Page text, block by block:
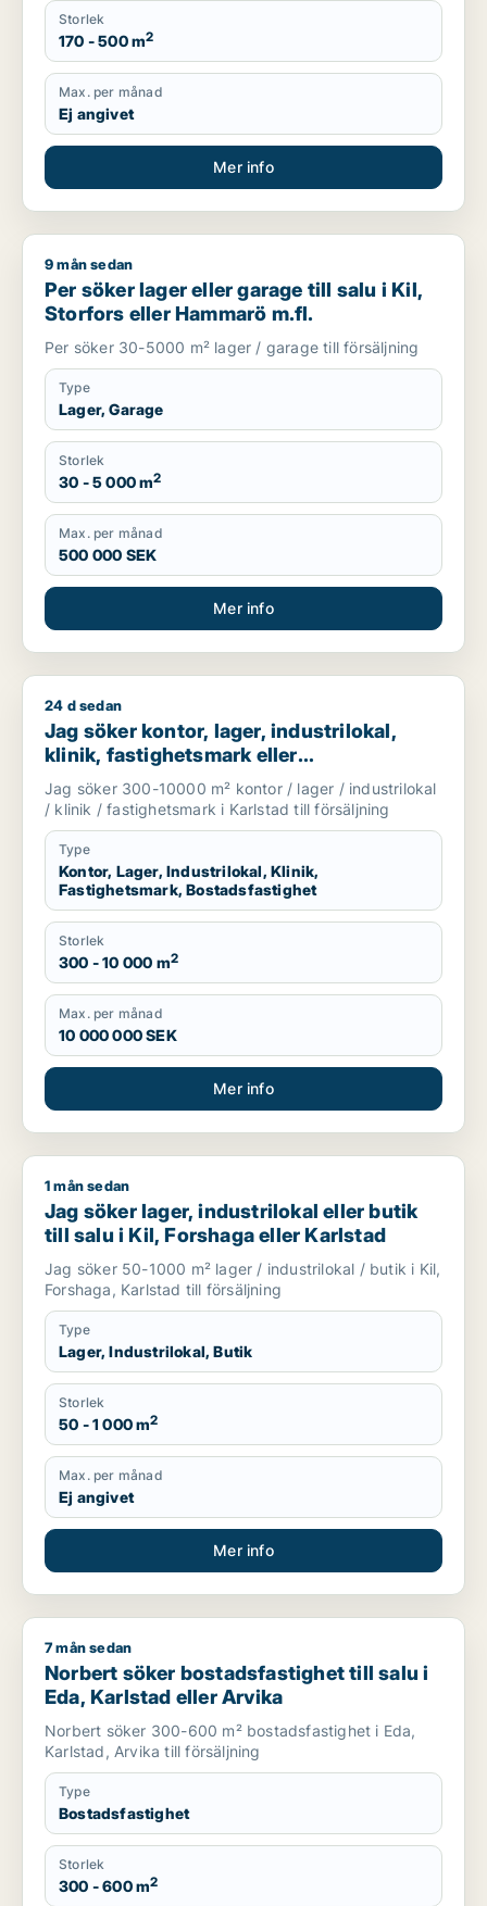
Storlek
170 - 500 m2
Max. per månad
Ej angivet
Mer info
Per söker lager eller garage till salu i Kil, Storfors eller
9 mån sedan
Per söker lager eller garage till salu i Kil,
Storfors eller Hammarö m.fl.
Per söker 30-5000 m² lager / garage till försäljning
Type
Lager, Garage
Storlek
30 - 5 000 m2
Max. per månad
500 000 SEK
Mer info
Jag söker kontor, lager, industrilokal, klinik, fastighetsmark
24 d sedan
Jag söker kontor, lager, industrilokal,
klinik, fastighetsmark eller
bostadsfastighet till salu i Karlstad
Jag söker 300-10000 m² kontor / lager / industrilokal
/ klinik / fastighetsmark i Karlstad till försäljning
Type
Kontor, Lager, Industrilokal, Klinik,
Fastighetsmark, Bostadsfastighet
Storlek
300 - 10 000 m2
Max. per månad
10 000 000 SEK
Mer info
Jag söker lager, industrilokal eller butik till salu i Kil,
1 mån sedan
Jag söker lager, industrilokal eller butik
till salu i Kil, Forshaga eller Karlstad
Jag söker 50-1000 m² lager / industrilokal / butik i Kil,
Forshaga, Karlstad till försäljning
Type
Lager, Industrilokal, Butik
Storlek
50 - 1 000 m2
Max. per månad
Ej angivet
Mer info
Norbert söker bostadsfastighet till salu i Eda, Karlstad eller
7 mån sedan
Norbert söker bostadsfastighet till salu i
Eda, Karlstad eller Arvika
Norbert söker 300-600 m² bostadsfastighet i Eda,
Karlstad, Arvika till försäljning
Type
Bostadsfastighet
Storlek
300 - 600 m2